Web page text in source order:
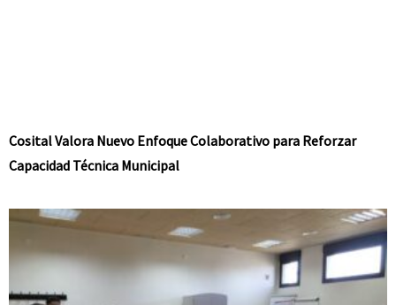
Cosital Valora Nuevo Enfoque Colaborativo para Reforzar
Capacidad Técnica Municipal